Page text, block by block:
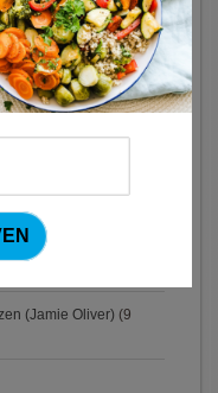
votes)
(12 votes)
(Jamie Oliver) (9